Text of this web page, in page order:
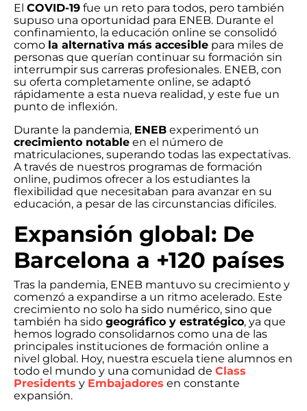
El COVID-19 fue un reto para todos, pero también
supuso una oportunidad para ENEB. Durante el
confinamiento, la educación online se consolidó
como la alternativa más accesible para miles de
personas que querían continuar su formación sin
interrumpir sus carreras profesionales. ENEB, con
su oferta completamente online, se adaptó
rápidamente a esta nueva realidad, y este fue un
punto de inflexión.
Durante la pandemia, ENEB experimentó un
crecimiento notable en el número de
matriculaciones, superando todas las expectativas.
A través de nuestros programas de formación
online, pudimos ofrecer a los estudiantes la
flexibilidad que necesitaban para avanzar en su
educación, a pesar de las circunstancias difíciles.
Expansión global: De
Barcelona a +120 países
Tras la pandemia, ENEB mantuvo su crecimiento y
comenzó a expandirse a un ritmo acelerado. Este
crecimiento no solo ha sido numérico, sino que
también ha sido geográfico y estratégico, ya que
hemos logrado consolidarnos como una de las
principales instituciones de formación online a
nivel global. Hoy, nuestra escuela tiene alumnos en
todo el mundo y una comunidad de Class
Presidents y Embajadores en constante
expansión.